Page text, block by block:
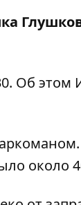
Об этом
около